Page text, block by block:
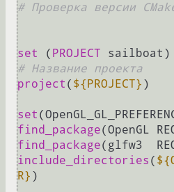
# Проверка версии
set ( PROJECT
# Название проекта
project ( ${PROJECT} )
set
find_package
find_package
include_directories (
R} )